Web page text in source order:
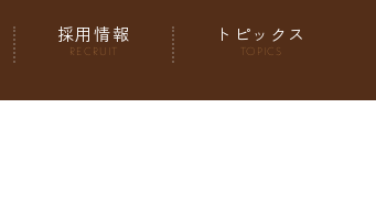
採用情報
RECRUIT
トピックス
TOPICS